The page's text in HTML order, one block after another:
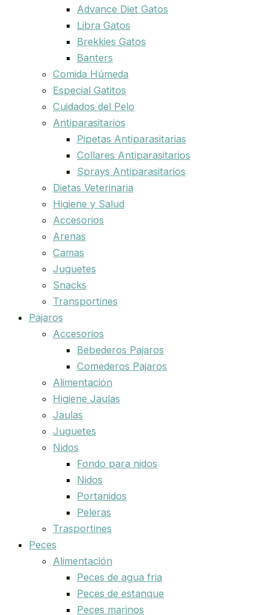
Advance Diet Gatos
Libra Gatos
Brekkies Gatos
Banters
Comida Húmeda
Especial Gatitos
Cuidados del Pelo
Antiparasitarios
Pipetas Antiparasitarias
Collares Antiparasitarios
Sprays Antiparasitarios
Dietas Veterinaria
Higiene y Salud
Accesorios
Arenas
Camas
Juguetes
Snacks
Transportines
Pájaros
Accesorios
Bebederos Pajaros
Comederos Pajaros
Alimentación
Higiene Jaulas
Jaulas
Juguetes
Nidos
Fondo para nidos
Nidos
Portanidos
Peleras
Trasportines
Peces
Alimentación
Peces de agua fria
Peces de estanque
Peces marinos